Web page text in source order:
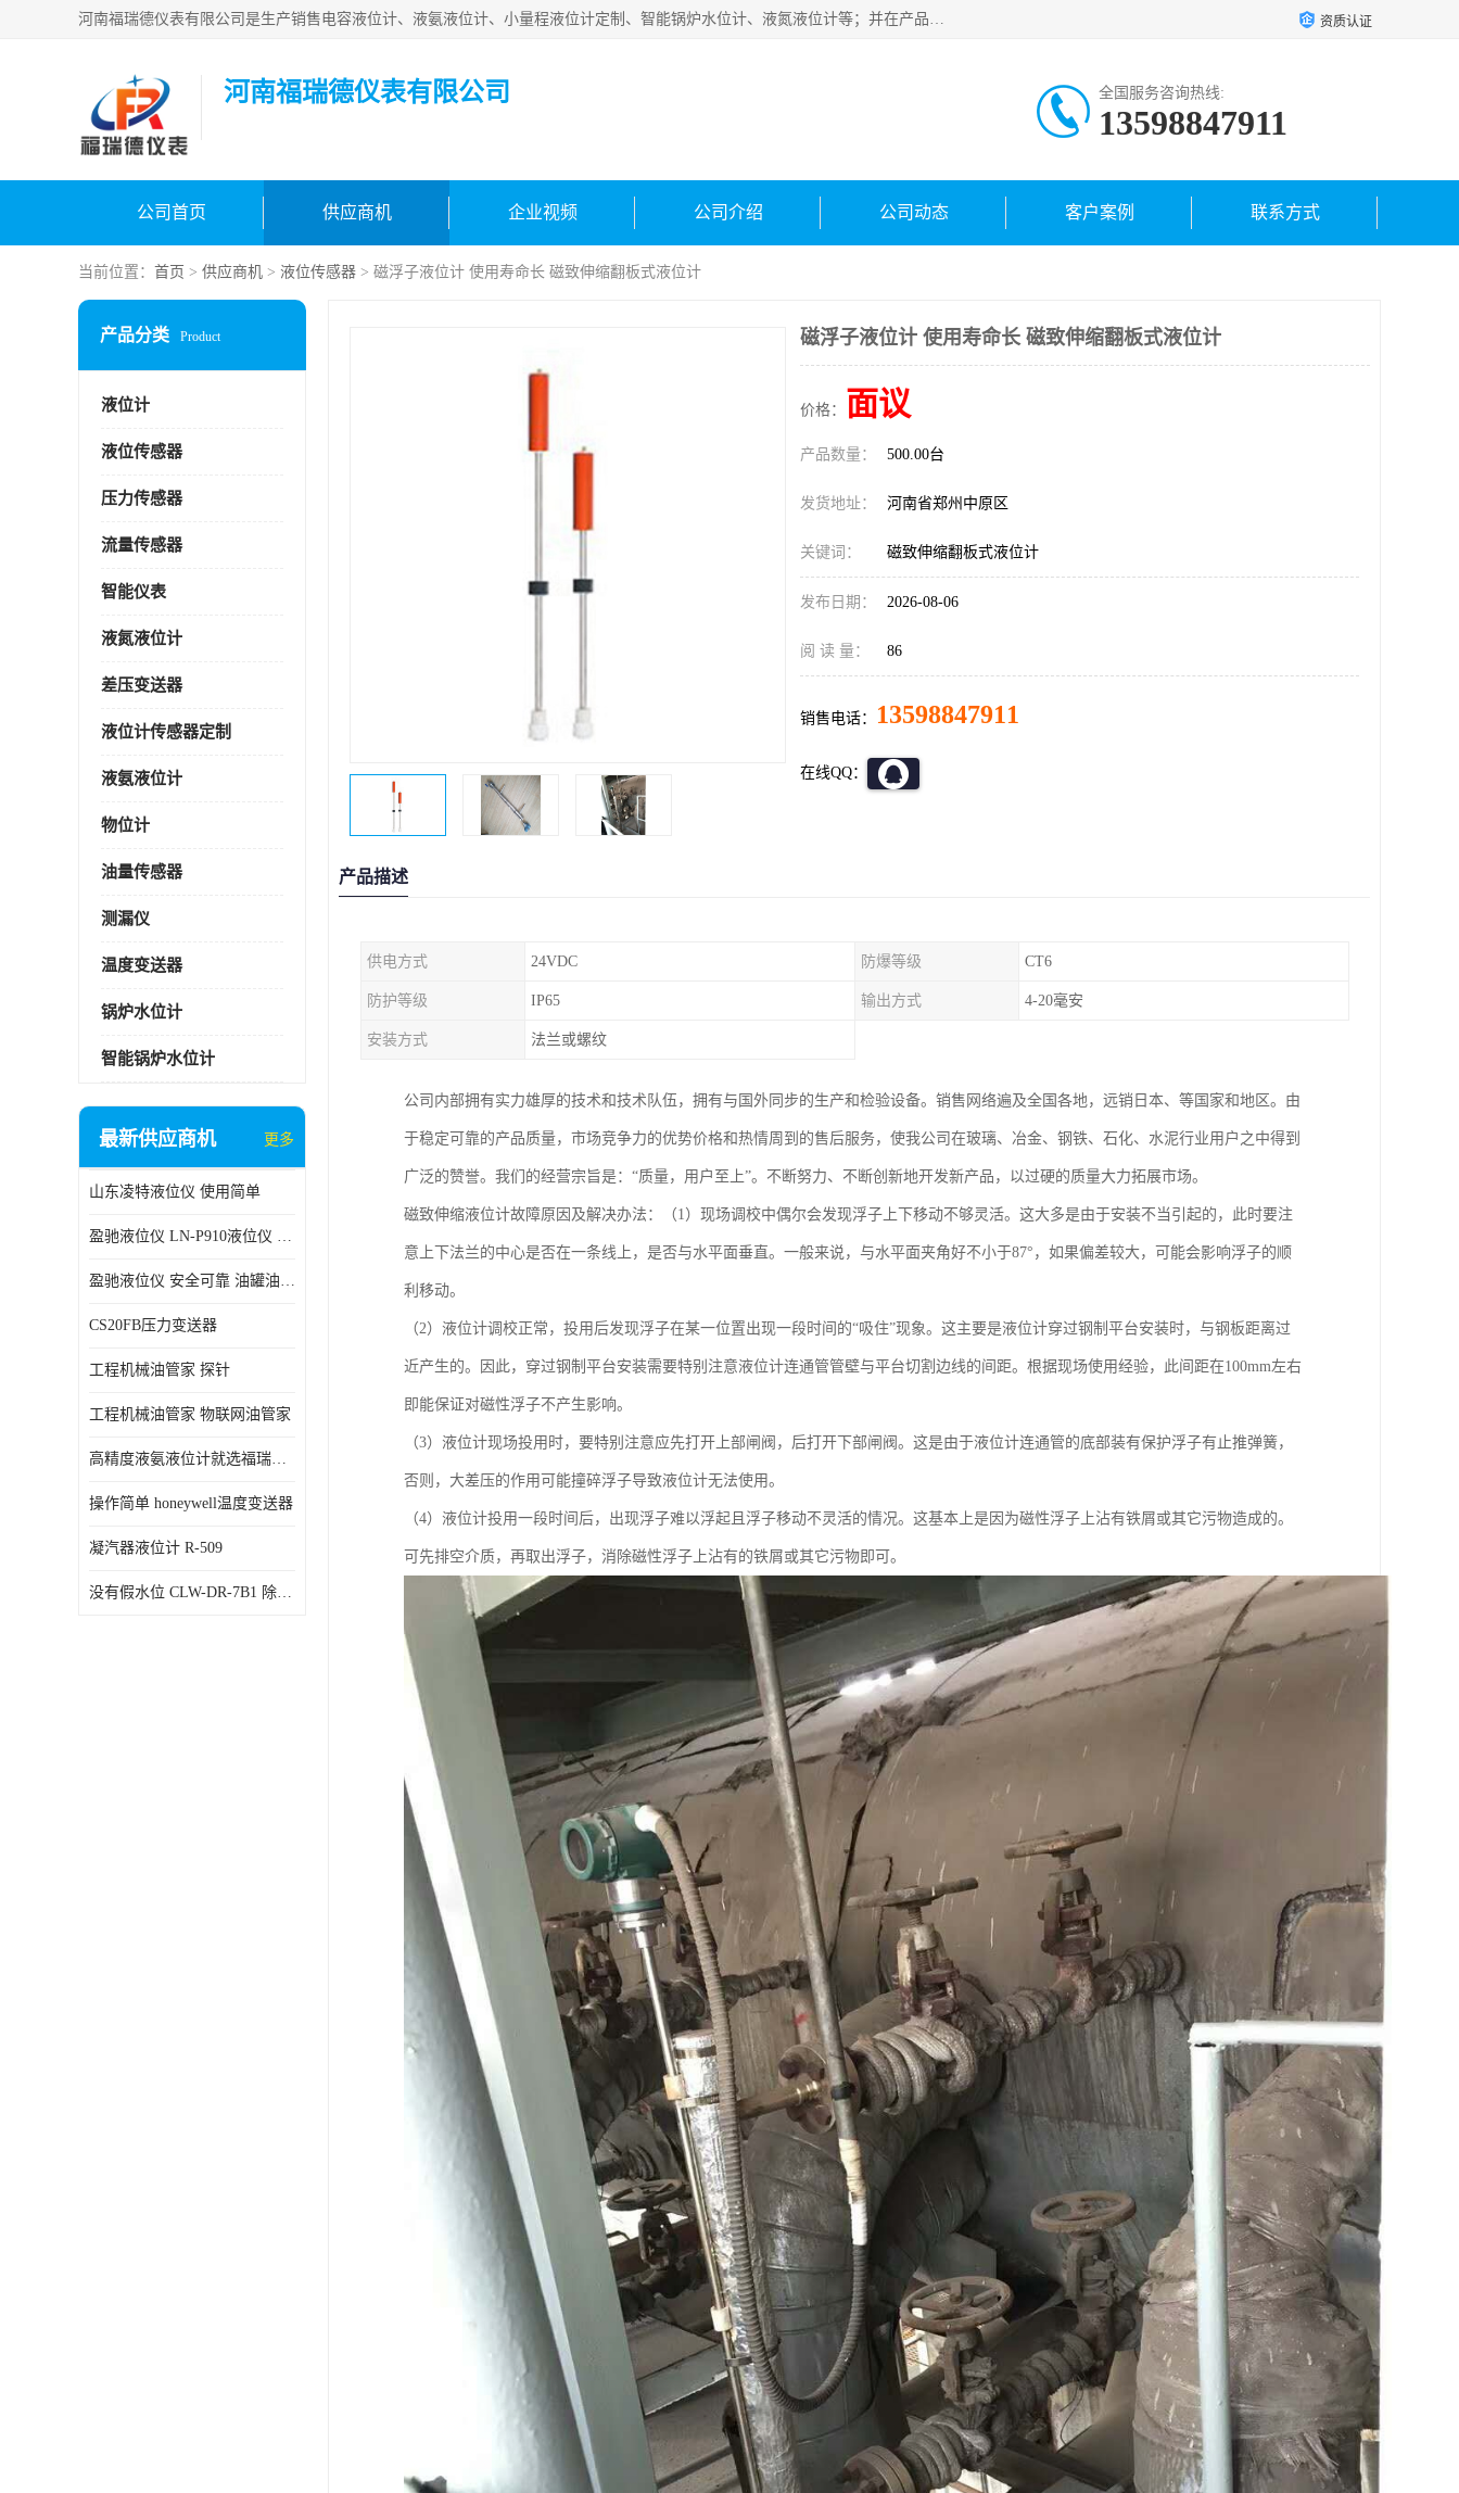
河南福瑞德仪表有限公司是生产销售电容液位计、液氨液位计、小量程液位计定制、智能锅炉水位计、液氮液位计等；并在产品开发、研制的过程中，吸取国内外仪器仪表的技术精华，建立了一支高、精、尖的科研开发队伍，使产品性能不断升级。 资质认证
河南福瑞德仪表有限公司 全国服务咨询热线:
13598847911
公司首页 供应商机 企业视频 公司介绍 公司动态 客户案例 联系方式
当前位置： 首页 > 供应商机 > 液位传感器 > 磁浮子液位计 使用寿命长 磁致伸缩翻板式液位计
产品分类 Product
液位计
液位传感器
压力传感器
流量传感器
智能仪表
液氮液位计
差压变送器
液位计传感器定制
液氨液位计
物位计
油量传感器
测漏仪
温度变送器
锅炉水位计
智能锅炉水位计
最新供应商机 更多
山东凌特液位仪 使用简单
盈驰液位仪 LN-P910液位仪 安全可靠
盈驰液位仪 安全可靠 油罐油位检测
CS20FB压力变送器
工程机械油管家 探针
工程机械油管家 物联网油管家
高精度液氨液位计就选福瑞德仪表
操作简单 honeywell温度变送器
凝汽器液位计 R-509
没有假水位 CLW-DR-7B1 除氧器水位测量
磁浮子液位计 使用寿命长 磁致伸缩翻板式液位计
价格： 面议
产品数量： 500.00台
发货地址： 河南省郑州中原区
关键词： 磁致伸缩翻板式液位计
发布日期： 2026-08-06
阅 读 量： 86
销售电话： 13598847911
在线QQ：
产品描述
供电方式 24VDC 防爆等级 CT6
防护等级 IP65 输出方式 4-20毫安
安装方式 法兰或螺纹
公司内部拥有实力雄厚的技术和技术队伍，拥有与国外同步的生产和检验设备。销售网络遍及全国各地，远销日本、等国家和地区。由
于稳定可靠的产品质量，市场竞争力的优势价格和热情周到的售后服务，使我公司在玻璃、冶金、钢铁、石化、水泥行业用户之中得到
广泛的赞誉。我们的经营宗旨是：“质量，用户至上”。不断努力、不断创新地开发新产品，以过硬的质量大力拓展市场。
磁致伸缩液位计故障原因及解决办法：（1）现场调校中偶尔会发现浮子上下移动不够灵活。这大多是由于安装不当引起的，此时要注
意上下法兰的中心是否在一条线上，是否与水平面垂直。一般来说，与水平面夹角好不小于87°，如果偏差较大，可能会影响浮子的顺
利移动。
（2）液位计调校正常，投用后发现浮子在某一位置出现一段时间的“吸住”现象。这主要是液位计穿过钢制平台安装时，与钢板距离过
近产生的。因此，穿过钢制平台安装需要特别注意液位计连通管管壁与平台切割边线的间距。根据现场使用经验，此间距在100mm左右
即能保证对磁性浮子不产生影响。
（3）液位计现场投用时，要特别注意应先打开上部闸阀，后打开下部闸阀。这是由于液位计连通管的底部装有保护浮子有止推弹簧，
否则，大差压的作用可能撞碎浮子导致液位计无法使用。
（4）液位计投用一段时间后，出现浮子难以浮起且浮子移动不灵活的情况。这基本上是因为磁性浮子上沾有铁屑或其它污物造成的。
可先排空介质，再取出浮子，消除磁性浮子上沾有的铁屑或其它污物即可。